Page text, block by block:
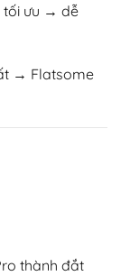
tối ưu → dễ
→ Flatsome
thành đắt